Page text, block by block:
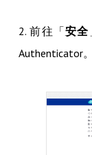
2. 前往「安全
Authenticator。